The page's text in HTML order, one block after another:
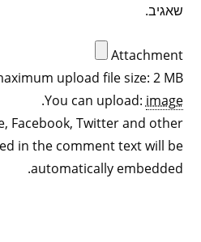
שאגיב.
Attachment
upload file size: 2 MB.
You can upload: image
.
Facebook, Twitter and other
in the comment text will be
automatically embedded.